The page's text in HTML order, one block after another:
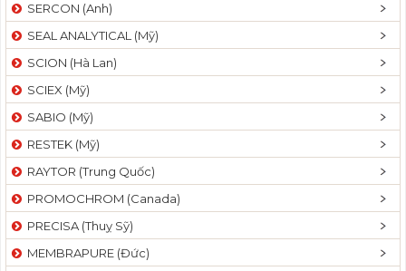
SERCON (Anh)
SEAL ANALYTICAL (Mỹ)
SCION (Hà Lan)
SCIEX (Mỹ)
SABIO (Mỹ)
RESTEK (Mỹ)
RAYTOR (Trung Quốc)
PROMOCHROM (Canada)
PRECISA (Thuỵ Sỹ)
MEMBRAPURE (Đức)